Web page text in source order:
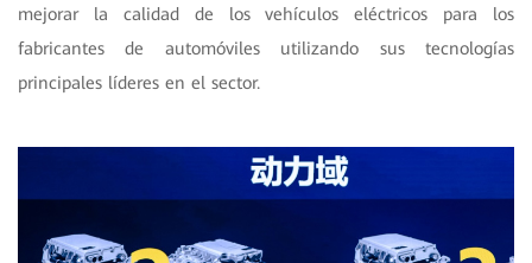
mejorar la calidad de los vehículos eléctricos para los
fabricantes de automóviles utilizando sus tecnologías
principales líderes en el sector.